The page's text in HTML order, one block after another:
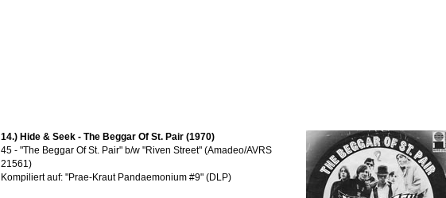
14.) Hide & Seek - The Beggar Of St. Pair (1970)
45 - "The Beggar Of St. Pair" b/w "Riven Street" (Amadeo/AVRS
21561)
Kompiliert auf: "Prae-Kraut Pandaemonium #9" (DLP)